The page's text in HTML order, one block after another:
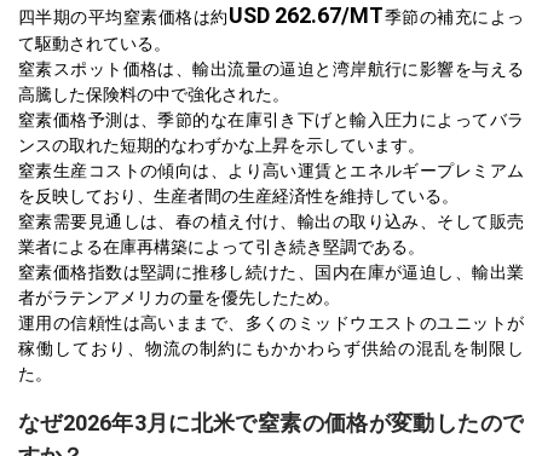
四半期の平均窒素価格は約USD 262.67/MT季節の補充によっ
て駆動されている。
窒素スポット価格は、輸出流量の逼迫と湾岸航行に影響を与える
高騰した保険料の中で強化された。
窒素価格予測は、季節的な在庫引き下げと輸入圧力によってバラ
ンスの取れた短期的なわずかな上昇を示しています。
窒素生産コストの傾向は、より高い運賃とエネルギープレミアム
を反映しており、生産者間の生産経済性を維持している。
窒素需要見通しは、春の植え付け、輸出の取り込み、そして販売
業者による在庫再構築によって引き続き堅調である。
窒素価格指数は堅調に推移し続けた、国内在庫が逼迫し、輸出業
者がラテンアメリカの量を優先したため。
運用の信頼性は高いままで、多くのミッドウエストのユニットが
稼働しており、物流の制約にもかかわらず供給の混乱を制限し
た。
なぜ2026年3月に北米で窒素の価格が変動したので